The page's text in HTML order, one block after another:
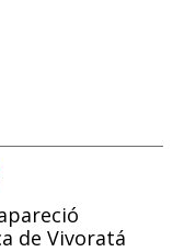
de Vivoratá